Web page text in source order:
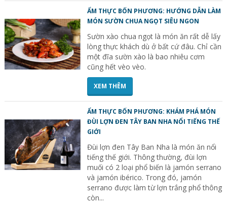
ẨM THỰC BỐN PHƯƠNG: HƯỚNG DẪN LÀM
MÓN SƯỜN CHUA NGỌT SIÊU NGON
Sườn xào chua ngọt là món ăn rất dễ lấy
lòng thực khách dù ở bất cứ đâu. Chỉ cần
một đĩa sườn xào là bao nhiêu cơm
cũng hết vèo vèo.
XEM THÊM
ẨM THỰC BỐN PHƯƠNG: KHÁM PHÁ MÓN
ĐÙI LỢN ĐEN TÂY BAN NHA NỔI TIẾNG THẾ
GIỚI
Đùi lợn đen Tây Ban Nha là món ăn nổi
tiếng thế giới. Thông thường, đùi lợn
muối có 2 loại phổ biến là jamón serrano
và jamón ibérico. Trong đó, jamón
serrano được làm từ lợn trắng phổ thông
còn...